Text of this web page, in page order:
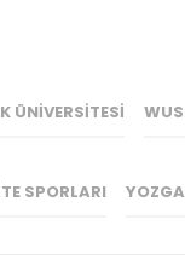
ÜNIVERSITESI
SPORLARI